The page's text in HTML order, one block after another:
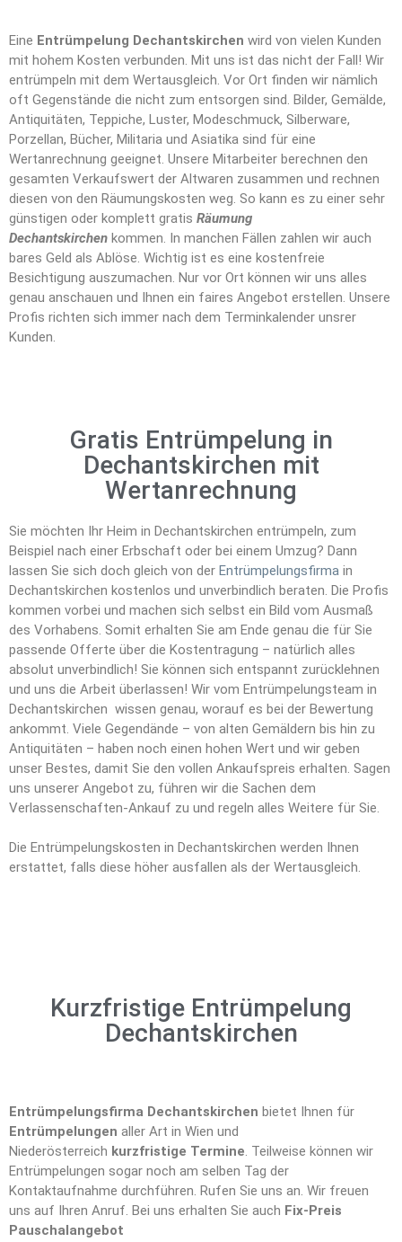
Eine Entrümpelung Dechantskirchen wird von vielen Kunden
mit hohem Kosten verbunden. Mit uns ist das nicht der Fall! Wir
entrümpeln mit dem Wertausgleich. Vor Ort finden wir nämlich
oft Gegenstände die nicht zum entsorgen sind. Bilder, Gemälde,
Antiquitäten, Teppiche, Luster, Modeschmuck, Silberware,
Porzellan, Bücher, Militaria und Asiatika sind für eine
Wertanrechnung geeignet. Unsere Mitarbeiter berechnen den
gesamten Verkaufswert der Altwaren zusammen und rechnen
diesen von den Räumungskosten weg. So kann es zu einer sehr
günstigen oder komplett gratis Räumung
Dechantskirchen kommen. In manchen Fällen zahlen wir auch
bares Geld als Ablöse. Wichtig ist es eine kostenfreie
Besichtigung auszumachen. Nur vor Ort können wir uns alles
genau anschauen und Ihnen ein faires Angebot erstellen. Unsere
Profis richten sich immer nach dem Terminkalender unsrer
Kunden.
Gratis Entrümpelung in
Dechantskirchen mit
Wertanrechnung
Sie möchten Ihr Heim in Dechantskirchen entrümpeln, zum
Beispiel nach einer Erbschaft oder bei einem Umzug? Dann
lassen Sie sich doch gleich von der Entrümpelungsfirma in
Dechantskirchen kostenlos und unverbindlich beraten. Die Profis
kommen vorbei und machen sich selbst ein Bild vom Ausmaß
des Vorhabens. Somit erhalten Sie am Ende genau die für Sie
passende Offerte über die Kostentragung – natürlich alles
absolut unverbindlich! Sie können sich entspannt zurücklehnen
und uns die Arbeit überlassen! Wir vom Entrümpelungsteam in
Dechantskirchen wissen genau, worauf es bei der Bewertung
ankommt. Viele Gegendände – von alten Gemäldern bis hin zu
Antiquitäten – haben noch einen hohen Wert und wir geben
unser Bestes, damit Sie den vollen Ankaufspreis erhalten. Sagen
uns unserer Angebot zu, führen wir die Sachen dem
Verlassenschaften-Ankauf zu und regeln alles Weitere für Sie.
Die Entrümpelungskosten in Dechantskirchen werden Ihnen
erstattet, falls diese höher ausfallen als der Wertausgleich.
Kurzfristige Entrümpelung
Dechantskirchen
Entrümpelungsfirma Dechantskirchen bietet Ihnen für
Entrümpelungen aller Art in Wien und
Niederösterreich kurzfristige Termine. Teilweise können wir
Entrümpelungen sogar noch am selben Tag der
Kontaktaufnahme durchführen. Rufen Sie uns an. Wir freuen
uns auf Ihren Anruf. Bei uns erhalten Sie auch Fix-Preis
Pauschalangebot